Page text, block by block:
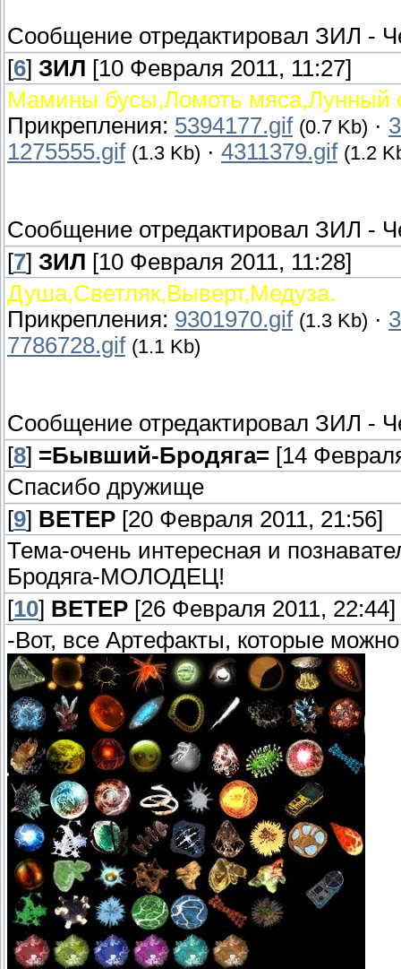
Сообщение отредактировал ЗИЛ -
[6] ЗИЛ [10 Февраля 2011, 11:27]
Мамины бусы,Ломоть мяса,Лунный
Прикрепления: 5394177.gif (0.7 Kb) ·
1275555.gif (1.3 Kb) · 4311379.gif (1.2
Сообщение отредактировал ЗИЛ -
[7] ЗИЛ [10 Февраля 2011, 11:28]
Душа,Светляк,Выверт,Медуза.
Прикрепления: 9301970.gif (1.3 Kb) ·
7786728.gif (1.1 Kb)
Сообщение отредактировал ЗИЛ -
[8] =Бывший-Бродяга= [14
Спасибо дружище
[9] ВЕТЕР [20 Февраля 2011, 21:56]
Тема-очень интересная и
Бродяга-МОЛОДЕЦ!
[10] ВЕТЕР [26 Февраля 2011, 22:44]
-Вот, все Артефакты, которые